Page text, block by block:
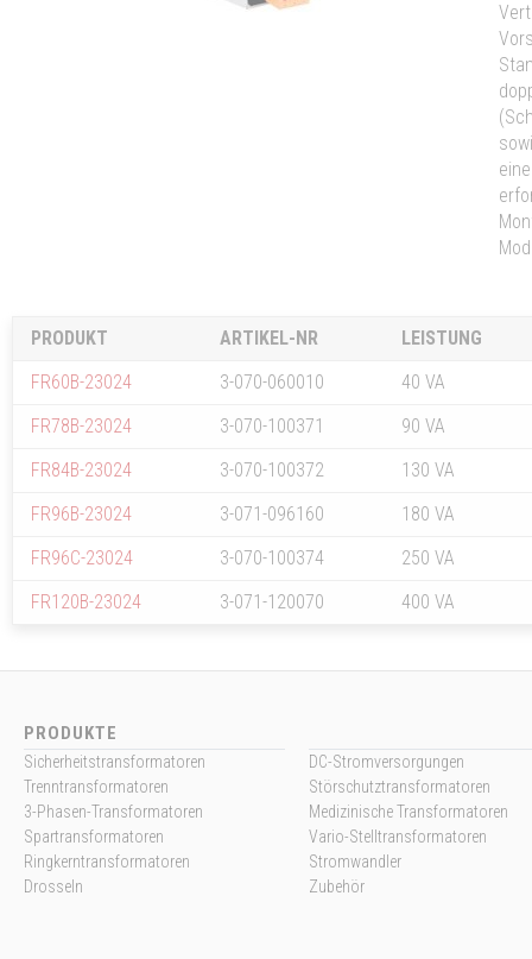
PRODUKT ARTIKEL-NR
LEISTUNG
FR60B-23024
3-070-060010
40 VA
FR78B-23024
3-070-100371
90 VA
FR84B-23024
3-070-100372
130 VA
FR96B-23024
3-071-096160
180 VA
FR96C-23024
3-070-100374
250 VA
FR120B-23024
3-071-120070 400 VA
PRODUKTE
Sicherheitstransformatoren
Trenntransformatoren
3-Phasen-Transformatoren
Spartransformatoren
Ringkerntransformatoren
Drosseln
DC-Stromversorgungen
Störschutztransformatoren
Medizinische Transformatoren
Vario-Stelltransformatoren
Stromwandler
Zubehör